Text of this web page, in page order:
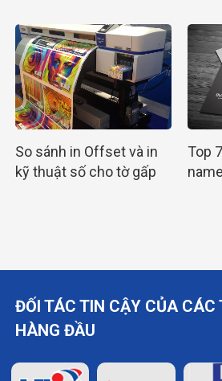
So sánh in Offset và in
kỹ thuật số cho tờ gấp
Top
ĐỐI TÁC TIN CẬY CỦA CÁC
HÀNG ĐẦU